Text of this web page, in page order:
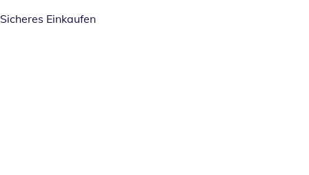
Sicheres Einkaufen